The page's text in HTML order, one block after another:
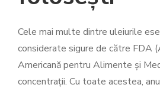
Cele mai multe dintre uleiurile
considerate sigure de către FDA
Americană pentru Alimente și
concentrații. Cu toate acestea,